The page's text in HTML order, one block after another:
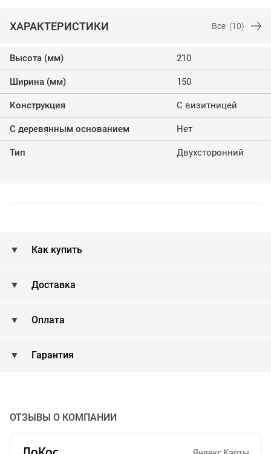
ХАРАКТЕРИСТИКИ Все (10)
Высота (мм) 210
Ширина (мм) 150
Конструкция С визитницей
С деревянным основанием Нет
Тип Двухсторонний
Как купить
Доставка
Оплата
Гарантия
ОТЗЫВЫ О КОМПАНИИ